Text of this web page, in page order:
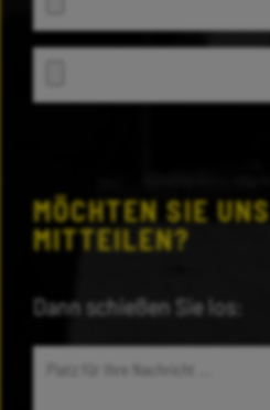
MÖCHTEN SIE
MITTEILEN?
Dann schießen Sie los: